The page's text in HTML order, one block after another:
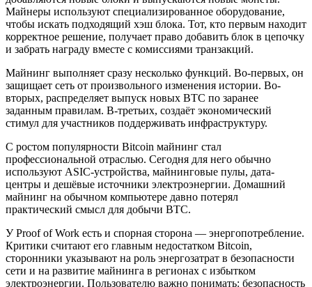
Майнеры используют специализированное оборудование,
чтобы искать подходящий хэш блока. Тот, кто первым находит
корректное решение, получает право добавить блок в цепочку
и забрать награду вместе с комиссиями транзакций.
Майнинг выполняет сразу несколько функций. Во-первых, он
защищает сеть от произвольного изменения истории. Во-
вторых, распределяет выпуск новых BTC по заранее
заданным правилам. В-третьих, создаёт экономический
стимул для участников поддерживать инфраструктуру.
С ростом популярности Bitcoin майнинг стал
профессиональной отраслью. Сегодня для него обычно
используют ASIC-устройства, майнинговые пулы, дата-
центры и дешёвые источники электроэнергии. Домашний
майнинг на обычном компьютере давно потерял
практический смысл для добычи BTC.
У Proof of Work есть и спорная сторона — энергопотребление.
Критики считают его главным недостатком Bitcoin,
сторонники указывают на роль энергозатрат в безопасности
сети и на развитие майнинга в регионах с избытком
электроэнергии. Пользователю важно понимать: безопасность